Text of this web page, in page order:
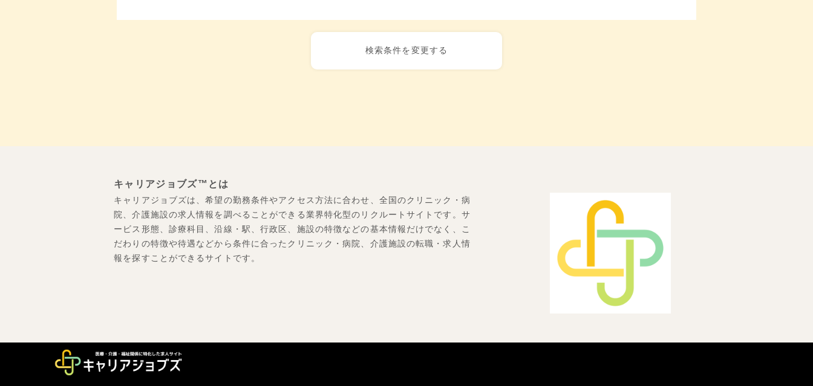
検索条件を変更する
キャリアジョブズ™とは
キャリアジョブズは、希望の勤務条件やアクセス方法に合わせ、全国のクリニック・病
院、介護施設の求人情報を調べることができる業界特化型のリクルートサイトです。サ
ービス形態、診療科目、沿線・駅、行政区、施設の特徴などの基本情報だけでなく、こ
だわりの特徴や待遇などから条件に合ったクリニック・病院、介護施設の転職・求人情
報を探すことができるサイトです。